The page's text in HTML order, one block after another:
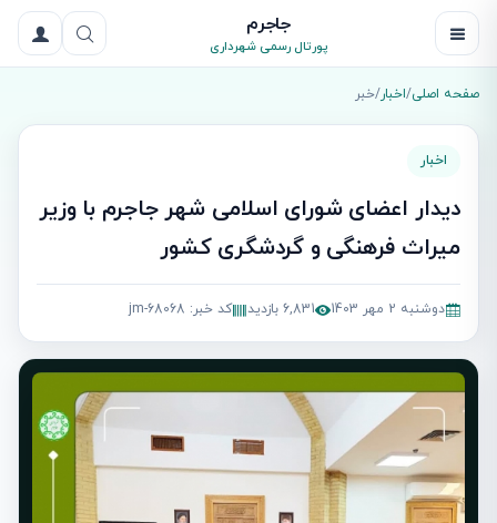
جاجرم
پورتال رسمی شهرداری
صفحه اصلی/اخبار/خبر
اخبار
دیدار اعضای شورای اسلامی شهر جاجرم با وزیر
میراث فرهنگی و گردشگری کشور
دوشنبه 2 مهر 1403 6,831 بازدید کد خبر: jm-68068